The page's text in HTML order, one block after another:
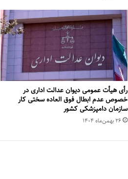
رأی هیأت عمومی دیوان عدالت اداری در
خصوص عدم ابطال فوق العاده سختی کار
سازمان دامپزشکی کشور
۲۶ بهمن‌ماه ۱۴۰۴